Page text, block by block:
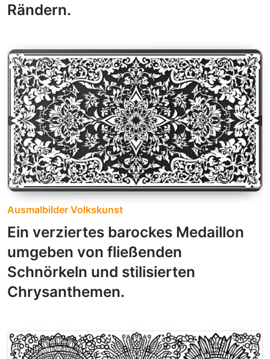
Rändern.
Ausmalbilder Volkskunst
Ein verziertes barockes Medaillon
umgeben von fließenden
Schnörkeln und stilisierten
Chrysanthemen.